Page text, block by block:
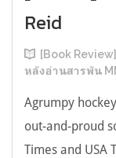
Reid
[Book
หลังอ่านสารพัน
Agrumpy
out-and-proud
Times and USA